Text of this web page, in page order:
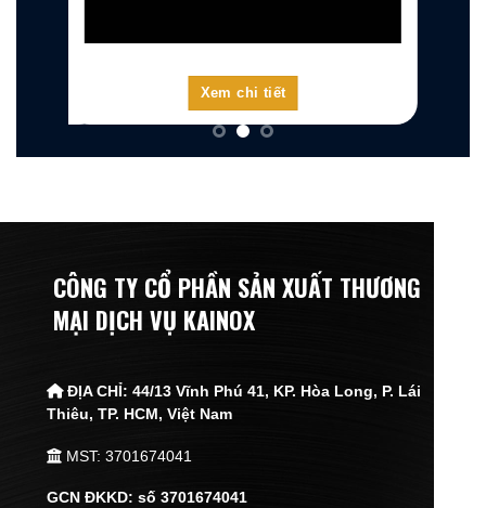
Xem chi tiết
CÔNG TY CỔ PHẦN SẢN XUẤT THƯƠNG
MẠI DỊCH VỤ KAINOX
ĐỊA CHỈ:44/13 Vĩnh Phú 41, KP. Hòa Long, P. Lái
Thiêu,TP. HCM, Việt Nam
MST: 3701674041
GCN ĐKKD: số 3701674041